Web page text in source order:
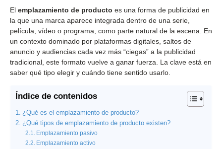
El emplazamiento de producto es una forma de publicidad en
la que una marca aparece integrada dentro de una serie,
película, vídeo o programa, como parte natural de la escena. En
un contexto dominado por plataformas digitales, saltos de
anuncio y audiencias cada vez más “ciegas” a la publicidad
tradicional, este formato vuelve a ganar fuerza. La clave está en
saber qué tipo elegir y cuándo tiene sentido usarlo.
Índice de contenidos
¿Qué es el emplazamiento de producto?
¿Qué tipos de emplazamiento de producto existen?
Emplazamiento pasivo
Emplazamiento activo